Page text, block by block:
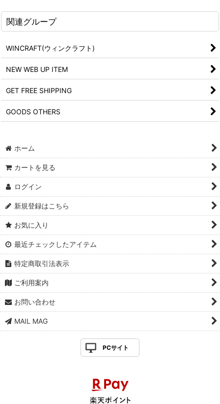
関連グループ
WINCRAFT(ウィンクラフト)
NEW WEB UP ITEM
GET FREE SHIPPING
GOODS OTHERS
ホーム
カートを見る
ログイン
新規登録はこちら
お気に入り
最近チェックしたアイテム
特定商取引法表示
ご利用案内
お問い合わせ
MAIL MAG
PCサイト